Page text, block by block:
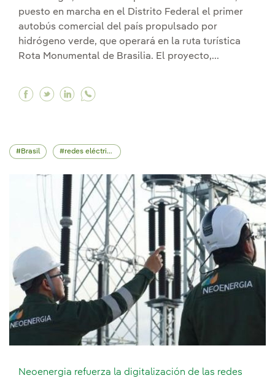
puesto en marcha en el Distrito Federal el primer
autobús comercial del país propulsado por
hidrógeno verde, que operará en la ruta turística
Rota Monumental de Brasilia. El proyecto,...
Facebook Iberdrola impulsa la movilidad
Twitter Iberdrola impulsa la movilidad
Linkedin Iberdrola impulsa la
Brasil redes eléctricas
Neoenergia refuerza la digitalización de las redes